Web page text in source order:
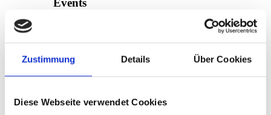
Zustimmung Details Über Cookies
Diese Webseite verwendet Cookies
Events
foundersXchange
Deutsch
Deutsch